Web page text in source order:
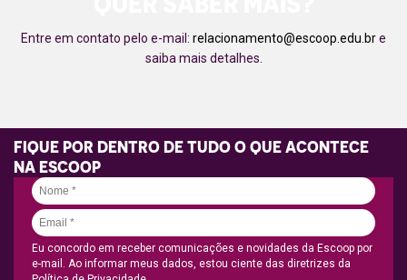
Entre em contato pelo e-mail: relacionamento@escoop.edu.bre
saiba mais detalhes.
FIQUE POR DENTRO DE TUDO O QUE ACONTECE
NA ESCOOP
Eu concordo em receber comunicações e novidades da Escoop por
e-mail. Ao informar meus dados, estou ciente das diretrizes da